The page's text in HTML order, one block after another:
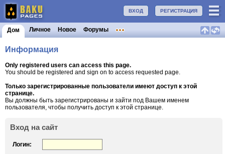
РЕГИСТРАЦИЯ
ВХОД
Дом Личное Новое Форумы
Информация
Only registered users can access this page.
You should be registered and sign on to access requested page.
Только зарегистрированные пользователи имеют доступ к этой
странице.
Вы должны быть зарегистрированы и зайти под Вашем именем
пользователя, чтобы получить доступ к этой странице.
Вход на сайт
Логин: